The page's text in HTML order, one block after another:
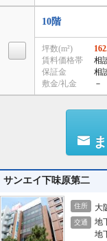
10階
坪数(m²)
賃料価格帯
相
保証金
相
敷金/礼金
－
ま
サンエイ下味原第二
住所 大
交通
地
地